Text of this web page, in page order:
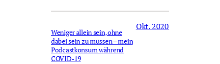
Weniger allein sein, ohne
dabei sein zu müssen – mein
Podcastkonsum während
COVID-19
Okt. 2020